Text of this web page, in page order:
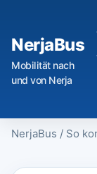
NerjaBus
Mobilität nach
und von Nerja
NerjaBus / So